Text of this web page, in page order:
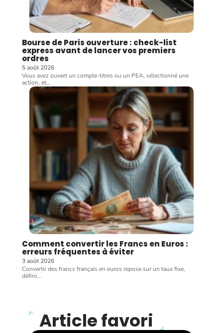
Bourse de Paris ouverture : check-list
express avant de lancer vos premiers
ordres
5 août 2026
Vous avez ouvert un compte-titres ou un PEA, sélectionné une
action, et…
Comment convertir les Francs en Euros :
erreurs fréquentes à éviter
3 août 2026
Convertir des francs français en euros repose sur un taux fixe,
défini…
Article favori